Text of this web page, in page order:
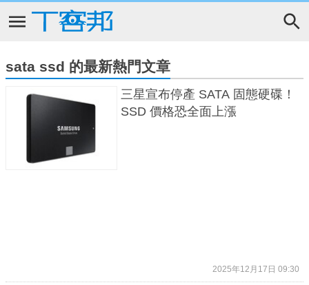
sata ssd 的最新熱門文章
三星宣布停產 SATA 固態硬碟！
SSD 價格恐全面上漲
2025年12月17日 09:30